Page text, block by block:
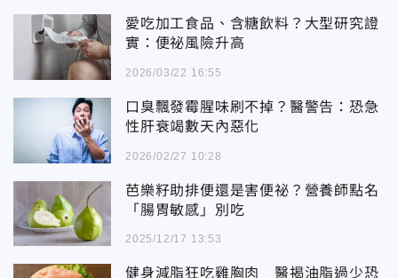
愛吃加工食品、含糖飲料？大型研究證
實：便祕風險升高
2026/03/22 16:55
口臭飄發霉腥味刷不掉？醫警告：恐急
性肝衰竭數天內惡化
2026/02/27 10:28
芭樂籽助排便還是害便祕？營養師點名
「腸胃敏感」別吃
2025/12/17 13:53
健身減脂狂吃雞胸肉 醫揭油脂過少恐